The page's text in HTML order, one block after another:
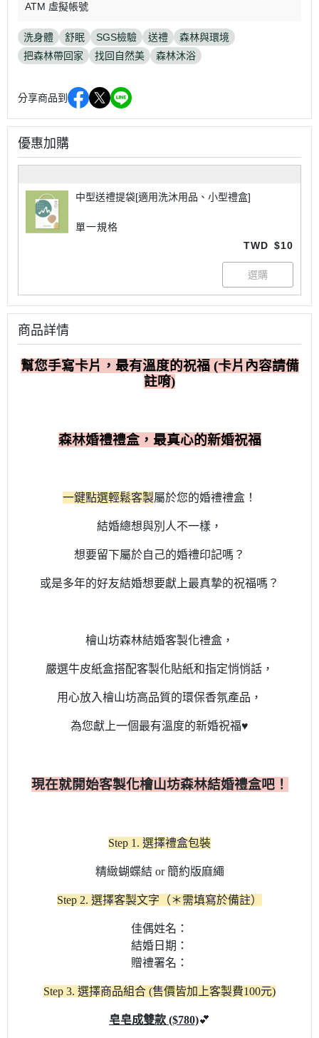
ATM 虛擬帳號
洗身體 舒眠 SGS檢驗 送禮
森林與環境
把森林帶回家
找回自然美 森林沐浴
分享商品到
優惠加購
中型送禮提袋[適用洗沐用品、小型禮盒]
單一規格
TWD $10
商品詳情
幫您手寫卡片，最有溫度的祝福 (卡片內容請備
註唷)
森林婚禮禮盒，最真心的新婚祝福
一鍵點選輕鬆客製屬於您的婚禮禮盒！
結婚總想與別人不一樣，
想要留下屬於自己的婚禮印記嗎？
或是多年的好友結婚想要獻上最真摯的祝福嗎？
檜山坊森林結婚客製化禮盒，
嚴選牛皮紙盒搭配客製化貼紙和指定悄悄話，
用心放入檜山坊高品質的環保香氛產品，
為您獻上一個最有溫度的新婚祝福♥️
現在就開始客製化檜山坊森林結婚禮盒吧！
Step 1. 選擇禮盒包裝
精緻蝴蝶結 or 簡約版麻繩
Step 2. 選擇客製文字（＊需填寫於備註）
佳偶姓名：
結婚日期：
贈禮署名：
Step 3. 選擇商品組合 (售價皆加上客製費100元)
皂皂成雙款 ($780)💕